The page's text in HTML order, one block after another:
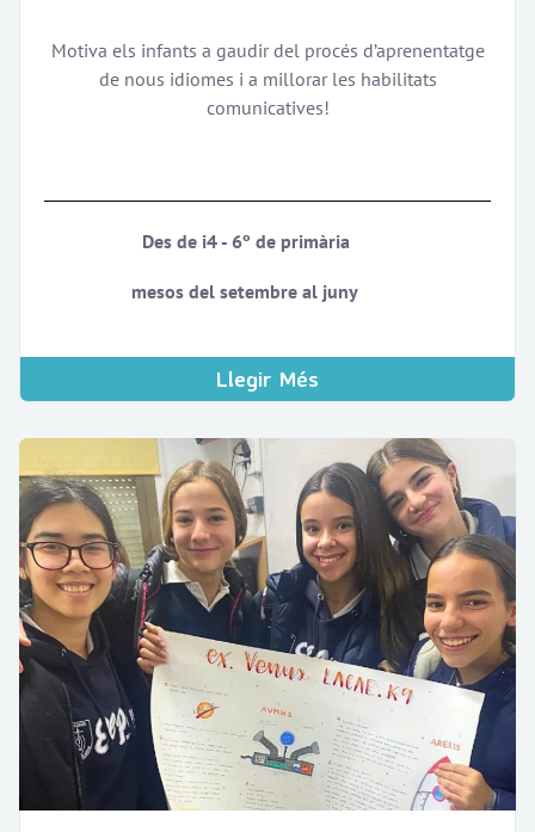
Motiva els infants a gaudir del procés d’aprenentatge
de nous idiomes i a millorar les habilitats
comunicatives!
Des de i4 - 6º de primària
mesos del setembre al juny
Llegir Més